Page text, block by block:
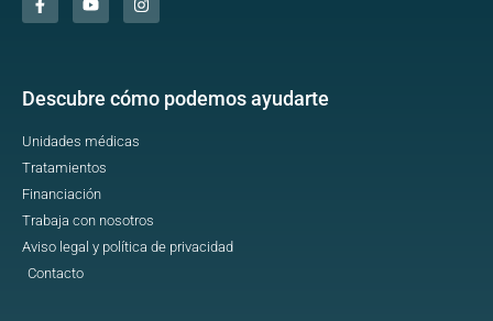
Descubre cómo podemos ayudarte
Unidades médicas
Tratamientos
Financiación
Trabaja con nosotros
Aviso legal y política de privacidad
Contacto